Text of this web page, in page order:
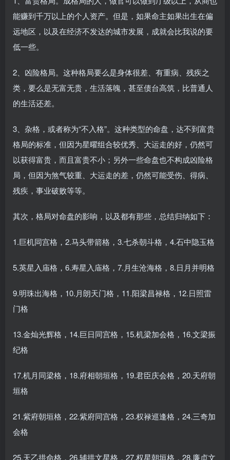
能赚到千万以上的个人资产。但是，如果命主如果出生在偏
远地区，以及在经济不发达的城市发展，成就会比我说的要
低一些。
2、凶险格局。这种格局要么是身体很差、有重病、残疾之
类，要么是无富无贵，生活落魄，甚至债台高筑，比普通人
的生活还差。
3、杂格，或者称为“不入格”。这种类型的命盘，达不到富贵
格局的标准，但因为星曜组合较优秀、大运走的好，仍然可
以获得富贵，而且富贵不小；另外一些命盘也不构成凶险格
局，但因为煞气较重、大运走的差，仍然可能受伤、得病、
残疾，事业破败等等。
其次，格局对命盘的影响，以及都有那些，总结归纳如下：
1.巨机同宫格，2.马头带箭格，3.七杀朝斗格，4.石中隐玉格
5.英星入庙格，6.寿星入庙格，7.月生沧海格，8.日月并明格
9.明珠出海格，10.月朗天门格，11.阳梁昌禄格，12.日照雷
门格
13.金灿光辉格，14.巨日同宫格，15.机梁加会格，16.文梁振
纪格
17.机月同梁格，18.府相朝垣格，19.君臣庆会格，20.天府朝
垣格
21.紫府朝垣格，22.紫府同宫格，23.权禄巡逢格，24.三奇加
会格
25.天乙拱命格，26.辅拱文星格，27.权星朝垣格，28.廉贞文